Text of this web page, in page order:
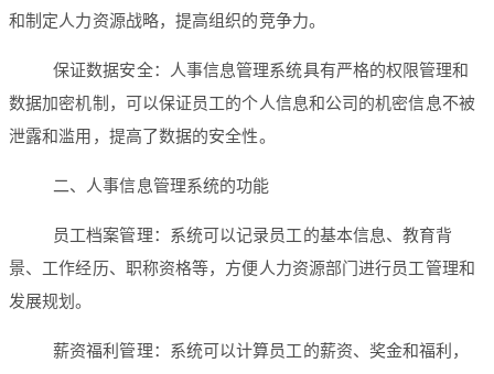
和制定人力资源战略，提高组织的竞争力。
保证数据安全：人事信息管理系统具有严格的权限管理和
数据加密机制，可以保证员工的个人信息和公司的机密信息不被
泄露和滥用，提高了数据的安全性。
二、人事信息管理系统的功能
员工档案管理：系统可以记录员工的基本信息、教育背
景、工作经历、职称资格等，方便人力资源部门进行员工管理和
发展规划。
薪资福利管理：系统可以计算员工的薪资、奖金和福利，